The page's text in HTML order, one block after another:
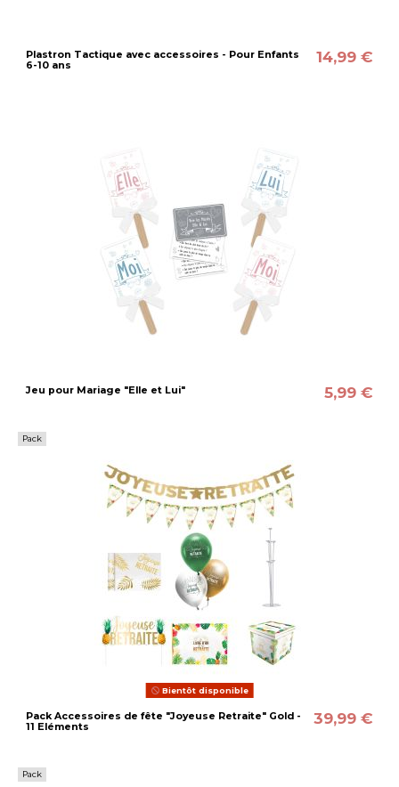
Plastron Tactique avec accessoires - Pour Enfants
6-10 ans
14,99 €
Jeu pour Mariage "Elle et Lui" 5,99 €
Pack
Bientôt disponible
Pack Accessoires de fête "Joyeuse Retraite" Gold -
11 Eléments
39,99 €
Pack